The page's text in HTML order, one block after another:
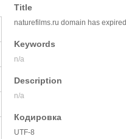
Title
naturefilms.ru domain has expired
Keywords
n/a
Description
n/a
Кодировка
UTF-8